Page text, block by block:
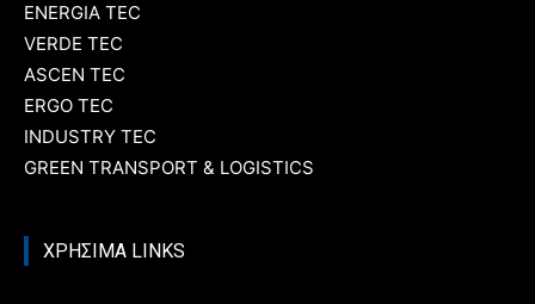
ENERGIA TEC
VERDE TEC
ASCEN TEC
ERGO TEC
INDUSTRY TEC
GREEN TRANSPORT & LOGISTICS
ΧΡΗΣΙΜΑ LINKS